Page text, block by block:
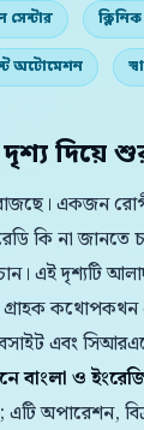
অটোমেশন
দিয়ে
একজন
কি না
এই দৃশ্যটি
গ্রাহক
এবং
বাংলা ও
অপারেশন,